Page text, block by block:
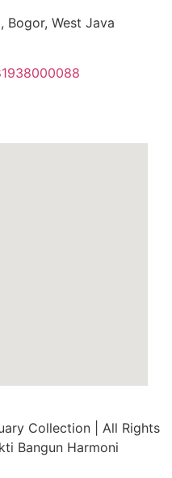
Bogor, West Java
Collection | All Rights
Bangun Harmoni